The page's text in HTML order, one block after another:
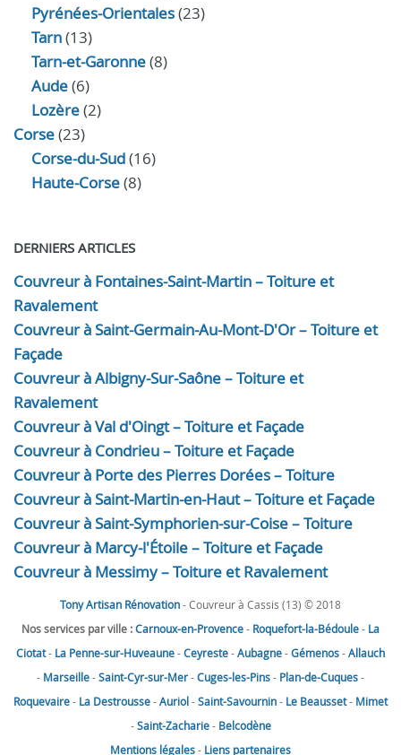
Pyrénées-Orientales(23)
Tarn(13)
Tarn-et-Garonne(8)
Aude(6)
Lozère(2)
Corse(23)
Corse-du-Sud(16)
Haute-Corse(8)
DERNIERS ARTICLES
Couvreur à Fontaines-Saint-Martin – Toiture et
Ravalement
Couvreur à Saint-Germain-Au-Mont-D'Or – Toiture et
Façade
Couvreur à Albigny-Sur-Saône – Toiture et
Ravalement
Couvreur à Val d'Oingt – Toiture et Façade
Couvreur à Condrieu – Toiture et Façade
Couvreur à Porte des Pierres Dorées – Toiture
Couvreur à Saint-Martin-en-Haut – Toiture et Façade
Couvreur à Saint-Symphorien-sur-Coise – Toiture
Couvreur à Marcy-l'Étoile – Toiture et Façade
Couvreur à Messimy – Toiture et Ravalement
Tony Artisan Rénovation- Couvreur à Cassis (13) © 2018
Nos services par ville :Carnoux-en-Provence- Roquefort-la-Bédoule- La
Ciotat- La Penne-sur-Huveaune-Ceyreste-Aubagne-Gémenos-Allauch
- Marseille-Saint-Cyr-sur-Mer-Cuges-les-Pins- Plan-de-Cuques-
Roquevaire- La Destrousse-Auriol-Saint-Savournin- Le Beausset- Mimet
-Saint-Zacharie- Belcodène
Mentions légales- Liens partenaires